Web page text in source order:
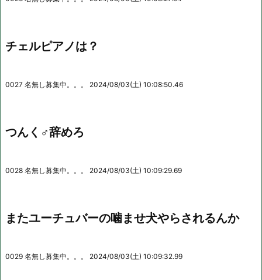
チェルピアノは？
0027 名無し募集中。。。 2024/08/03(土) 10:08:50.46
つんく♂辞めろ
0028 名無し募集中。。。 2024/08/03(土) 10:09:29.69
またユーチュバーの噛ませ犬やらされるんか
0029 名無し募集中。。。 2024/08/03(土) 10:09:32.99